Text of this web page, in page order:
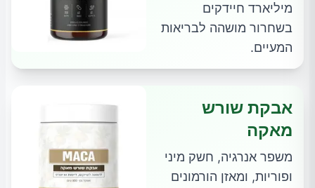
מיליארד חיידקים
בשחרור מושהה לבריאות
המעיים.
אבקת שורש
מאקה
משפר אנרגיה, חשק מיני
ופוריות, ומאזן הורמונים